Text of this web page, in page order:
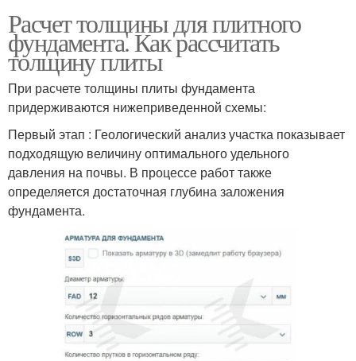
Расчет толщины для плитного
фундамента. Как рассчитать
толщину плиты
При расчете толщины плиты фундамента
придерживаются нижеприведенной схемы:
Первый этап : Геологический анализ участка показывает
подходящую величину оптимального удельного
давления на почвы. В процессе работ также
определяется достаточная глубина заложения
фундамента.